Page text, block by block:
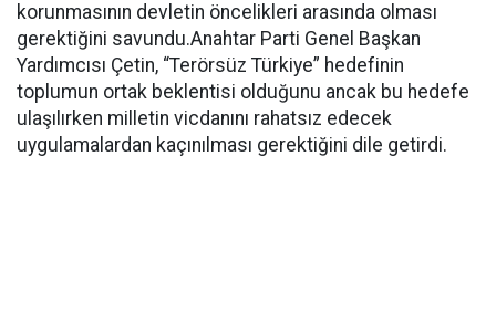
korunmasının devletin öncelikleri arasında olması
gerektiğini savundu.Anahtar Parti Genel Başkan
Yardımcısı Çetin, “Terörsüz Türkiye” hedefinin
toplumun ortak beklentisi olduğunu ancak bu hedefe
ulaşılırken milletin vicdanını rahatsız edecek
uygulamalardan kaçınılması gerektiğini dile getirdi.